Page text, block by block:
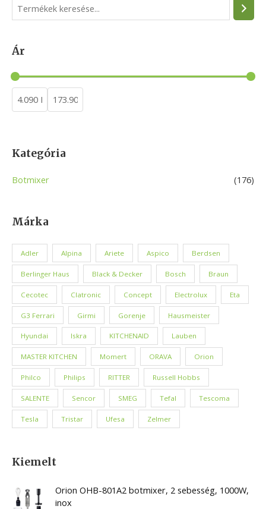
e
r
c
h
Ár
Kategória
Botmixer (176)
Márka
Adler Alpina Ariete Aspico Berdsen
Berlinger Haus Black & Decker Bosch Braun
Cecotec Clatronic Concept Electrolux Eta
G3 Ferrari Girmi Gorenje Hausmeister
Hyundai Iskra KITCHENAID Lauben
MASTER KITCHEN Momert ORAVA Orion
Philco Philips RITTER Russell Hobbs
SALENTE Sencor SMEG Tefal Tescoma
Tesla Tristar Ufesa Zelmer
Kiemelt
Orion OHB-801A2 botmixer, 2 sebesség, 1000W,
inox